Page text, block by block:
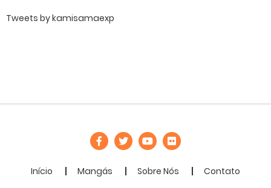
Tweets by kamisamaexp
Início Mangás Sobre Nós Contato